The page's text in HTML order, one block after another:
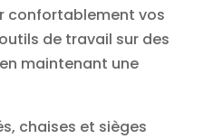
confortablement vos
de travail sur des
maintenant une
chaises et sièges